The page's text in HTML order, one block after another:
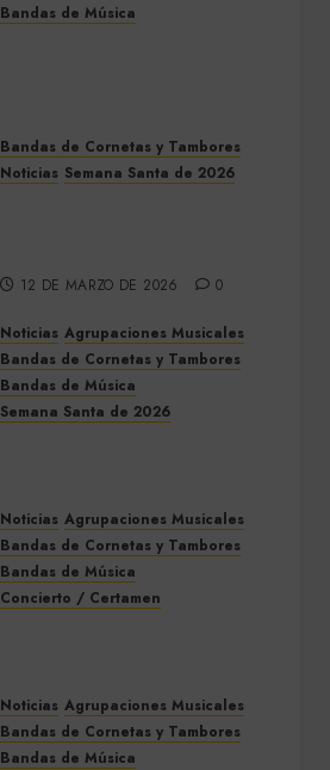
Bandas de Música
9 DE MAYO DE 2026 0
Bandas de Cornetas y Tambores
Noticias Semana Santa de 2026
12 DE MARZO DE 2026 0
Noticias Agrupaciones Musicales
Bandas de Cornetas y Tambores
Bandas de Música
Semana Santa de 2026
5 DE MARZO DE 2026 0
Noticias Agrupaciones Musicales
Bandas de Cornetas y Tambores
Bandas de Música
Concierto / Certamen
Noticias Agrupaciones Musicales
Bandas de Cornetas y Tambores
Bandas de Música